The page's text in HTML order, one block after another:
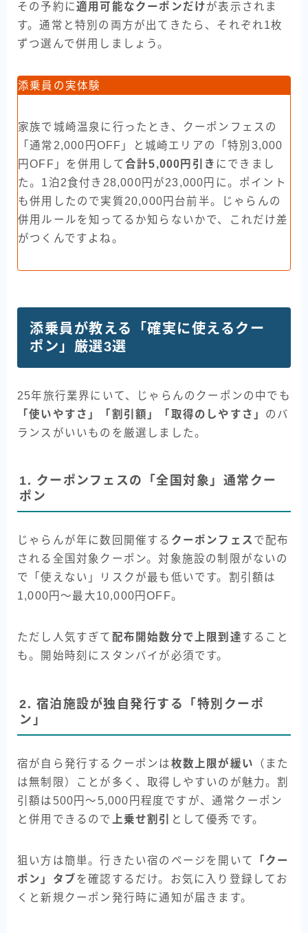
その予約に適用可能なクーポンだけが表示されま
す。通常と特別の両方が出てきたら、それぞれ1枚
ずつ選んで併用しましょう。
添乗員の実体験
家族で城崎温泉に行ったとき、クーポンフェスの
「通常2,000円OFF」と城崎エリアの「特別3,000
円OFF」を併用して合計5,000円引き にできまし
た。1泊2食付き28,000円が23,000円に。ポイント
も併用したので実質20,000円台前半。じゃらんの
併用ルールを知ってるか知らないかで、これだけ差
がつくんですよね。
添乗員が教える「確実に使えるクー
ポン」厳選3選
25年旅行業界にいて、じゃらんのクーポンの中でも
「使いやすさ」「割引額」「取得のしやすさ」 のバ
ランスがいいものを厳選しました。
1. クーポンフェスの「全国対象」通常クー
ポン
じゃらんが年に数回開催する クーポンフェス で配布
される全国対象クーポン。対象施設の制限がないの
で「使えない」リスクが最も低いです。割引額は
1,000円〜最大10,000円OFF。
ただし人気すぎて 配布開始数分で上限到達すること
も。開始時刻にスタンバイが必須です。
2. 宿泊施設が独自発行する「特別クーポ
ン」
宿が自ら発行するクーポンは枚数上限が緩い
（また
は無制限）ことが多く、取得しやすいのが魅力。割
引額は500円〜5,000円程度ですが、通常クーポン
と併用できるので
上乗せ割引 として優秀です。
狙い方は簡単。行きたい宿のページを開いて
「クー
ポン」タブ を確認するだけ。お気に入り登録してお
くと新規クーポン発行時に通知が届きます。